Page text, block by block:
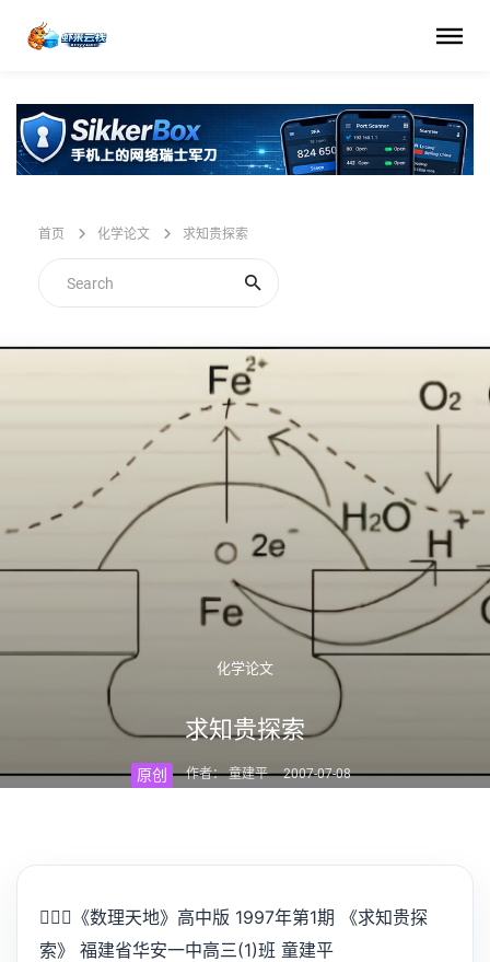
首页 化学论文 求知贵探索
化学论文
求知贵探索
原创 作者： 童建平 2007-07-08
💁🏻‍♂️ 《数理天地》高中版 1997年第1期 《求知贵探
索》 福建省华安一中高三(1)班 童建平